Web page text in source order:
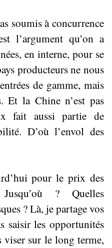
soumis à concurrence
l’argument qu’on a
en interne, pour se
producteurs ne nous
de gamme, mais
Et la Chine n’est pas
fait aussi partie de
D’où l’envol des
pour le prix des
? Quelles
? Là, je partage vos
saisir les opportunités
viser sur le long terme,